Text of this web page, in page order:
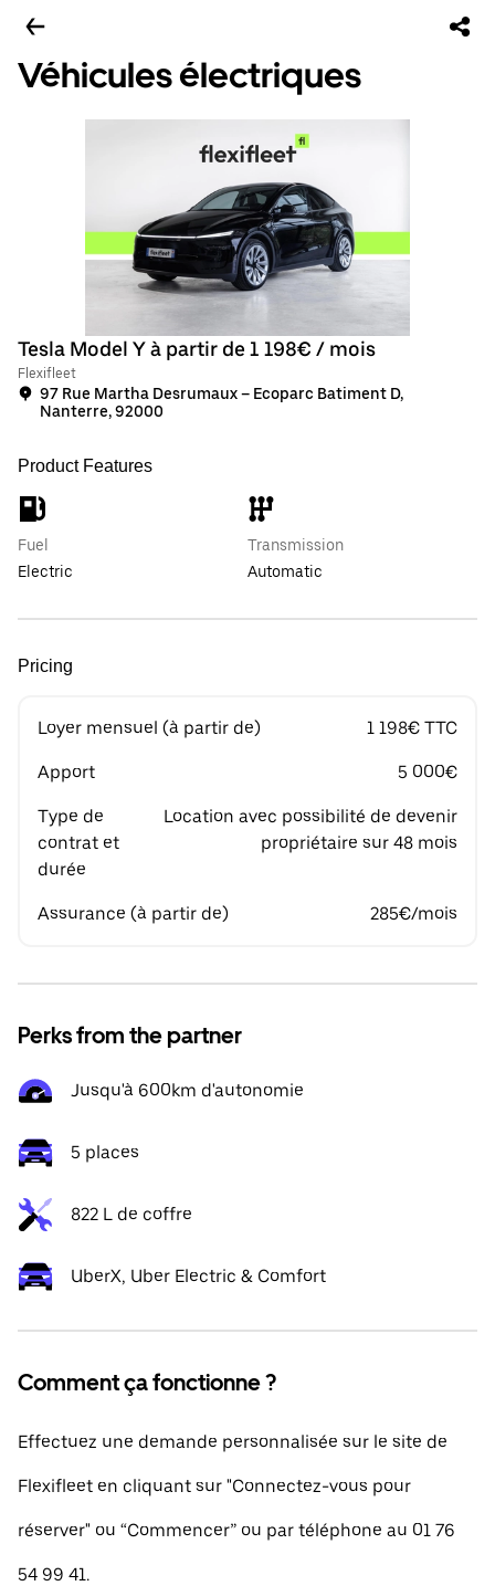
Véhicules électriques
Tesla Model Y à partir de 1 198€ / mois
Flexifleet
97 Rue Martha Desrumaux – Ecoparc Batiment D,
Nanterre, 92000
Product Features
Fuel
Electric
Transmission
Automatic
Pricing
Loyer mensuel (à partir de) 1 198€ TTC
Apport 5 000€
Type de
contrat et
durée
Location avec possibilité de devenir
propriétaire sur 48 mois
Assurance (à partir de) 285€/mois
Perks from the partner
Jusqu'à 600km d'autonomie
5 places
822 L de coffre
UberX, Uber Electric & Comfort
Comment ça fonctionne ?
Effectuez une demande personnalisée sur le site de
Flexifleet en cliquant sur "Connectez-vous pour
réserver" ou “Commencer” ou par téléphone au 01 76
54 99 41.